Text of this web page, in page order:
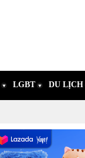
LGBT DU LỊCH